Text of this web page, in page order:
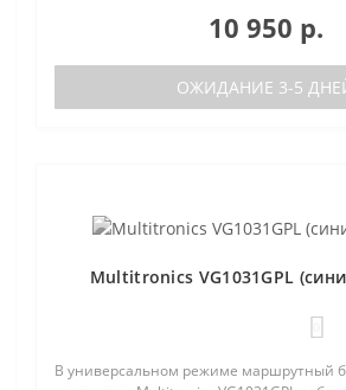
10 950 р.
ОЖИДАНИЕ 3-5
Multitronics VG1031GPL
В универсальном режиме маршрутный